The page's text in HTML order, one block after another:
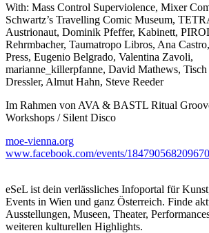
With: Mass Control Superviolence, Mixer
Schwartz’s Travelling Comic Museum,
Austrionaut, Dominik Pfeffer, Kabinett,
Rehrmbacher, Taumatropo Libros, Ana
Press, Eugenio Belgrado, Valentina Zavoli,
marianne_killerpfanne, David Mathews,
Dressler, Almut Hahn, Steve Reeder
Im Rahmen von AVA & BASTL Ritual
Workshops / Silent Disco
moe-vienna.org
www.facebook.com/events/
eSeL ist dein verlässliches Infoportal für
Events in Wien und ganz Österreich. Finde
Ausstellungen, Museen, Theater,
weiteren kulturellen Highlights.